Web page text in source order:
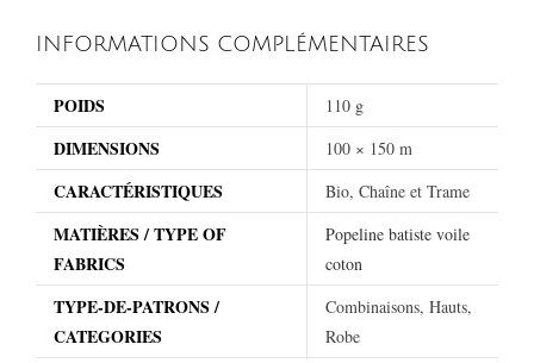
INFORMATIONS COMPLÉMENTAIRES
POIDS 110 g
DIMENSIONS 100 × 150 m
CARACTÉRISTIQUES Bio, Chaîne et Trame
MATIÈRES / TYPE OF
FABRICS
Popeline batiste voile
coton
TYPE-DE-PATRONS /
CATEGORIES
Combinaisons, Hauts,
Robe